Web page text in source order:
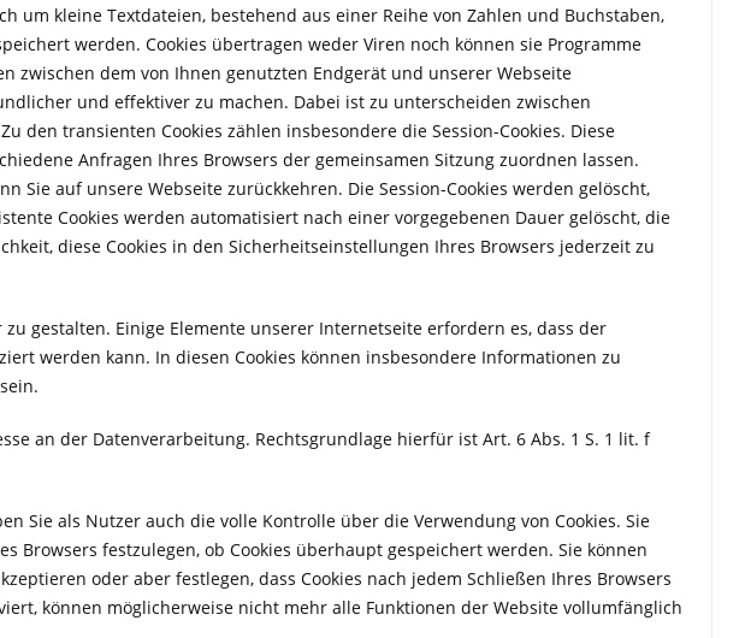
um kleine Textdateien, bestehend aus einer Reihe von Zahlen und Buchstaben,
werden. Cookies übertragen weder Viren noch können sie Programme
zwischen dem von Ihnen genutzten Endgerät und unserer Webseite
und effektiver zu machen. Dabei ist zu unterscheiden zwischen
den transienten Cookies zählen insbesondere die Session-Cookies. Diese
Anfragen Ihres Browsers der gemeinsamen Sitzung zuordnen lassen.
Sie auf unsere Webseite zurückkehren. Die Session-Cookies werden gelöscht,
Cookies werden automatisiert nach einer vorgegebenen Dauer gelöscht, die
diese Cookies in den Sicherheitseinstellungen Ihres Browsers jederzeit zu
gestalten. Einige Elemente unserer Internetseite erfordern es, dass der
werden kann. In diesen Cookies können insbesondere Informationen zu
an der Datenverarbeitung. Rechtsgrundlage hierfür ist Art. 6 Abs. 1 S. 1 lit. f
Sie als Nutzer auch die volle Kontrolle über die Verwendung von Cookies. Sie
Browsers festzulegen, ob Cookies überhaupt gespeichert werden. Sie können
oder aber festlegen, dass Cookies nach jedem Schließen Ihres Browsers
können möglicherweise nicht mehr alle Funktionen der Website vollumfänglich